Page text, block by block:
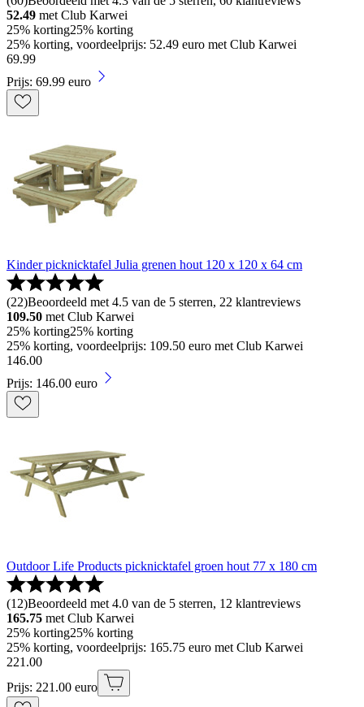
52.49 met Club Karwei
25% korting25% korting
25% korting, voordeelprijs: 52.49 euro met Club Karwei
69.99
Prijs: 69.99 euro
Kinder picknicktafel Julia grenen hout 120 x 120 x 64 cm
(22)Beoordeeld met 4.5 van de 5 sterren, 22 klantreviews
109.50 met Club Karwei
25% korting25% korting
25% korting, voordeelprijs: 109.50 euro met Club Karwei
146.00
Prijs: 146.00 euro
Outdoor Life Products picknicktafel groen hout 77 x 180 cm
(12)Beoordeeld met 4.0 van de 5 sterren, 12 klantreviews
165.75 met Club Karwei
25% korting25% korting
25% korting, voordeelprijs: 165.75 euro met Club Karwei
221 .00
Prijs: 221.00 euro